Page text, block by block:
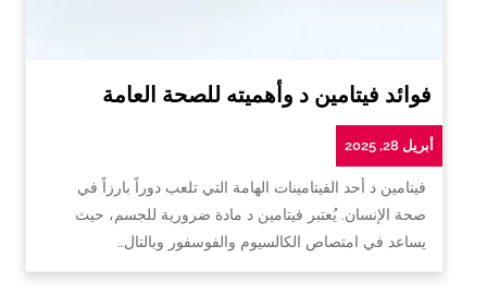
فوائد فيتامين د وأهميته للصحة العامة
أبريل 28, 2025
فيتامين د أحد الفيتامينات الهامة التي تلعب دوراً بارزاً في
صحة الإنسان. يُعتبر فيتامين د مادة ضرورية للجسم، حيث
يساعد في امتصاص الكالسيوم والفوسفور وبالتال…